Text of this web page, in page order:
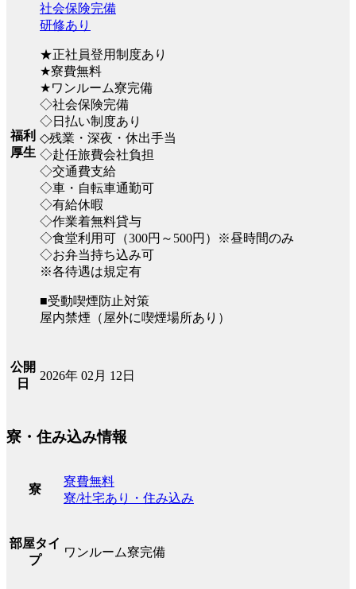
福利
厚生
社会保険完備
研修あり
★正社員登用制度あり
★寮費無料
★ワンルーム寮完備
◇社会保険完備
◇日払い制度あり
◇残業・深夜・休出手当
◇赴任旅費会社負担
◇交通費支給
◇車・自転車通勤可
◇有給休暇
◇作業着無料貸与
◇食堂利用可（300円～500円）※昼時間のみ
◇お弁当持ち込み可
※各待遇は規定有
■受動喫煙防止対策
屋内禁煙（屋外に喫煙場所あり）
公開
日
2026年 02月 12日
寮・住み込み情報
寮
寮費無料
寮/社宅あり・住み込み
部屋タイ
プ
ワンルーム寮完備